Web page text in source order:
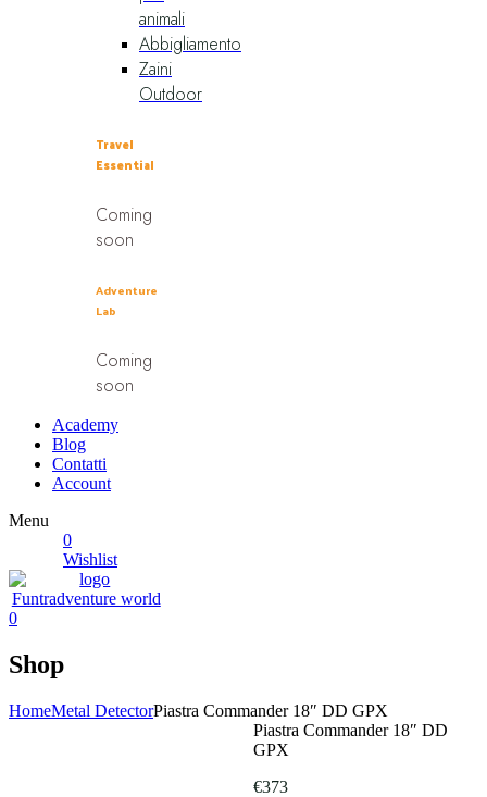
animali
Abbigliamento
Zaini
Outdoor
Travel
Essential
Coming
soon
Adventure
Lab
Coming
soon
Academy
Blog
Contatti
Account
Menu
0
Wishlist
0
Shop
HomeMetal DetectorPiastra Commander 18″ DD GPX
Piastra Commander 18″ DD
GPX
€373